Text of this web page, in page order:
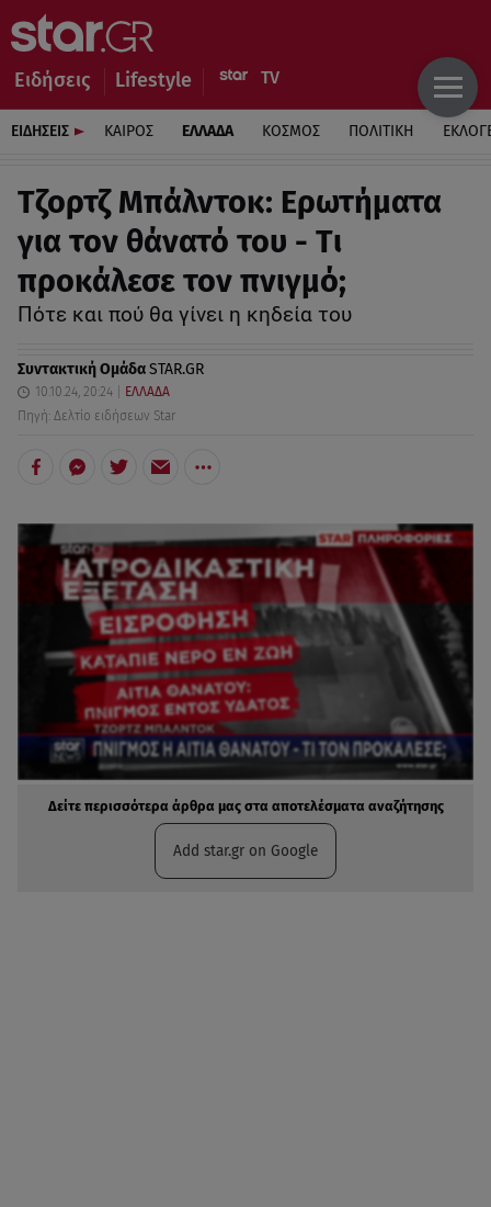
Ειδήσεις Lifestyle
ΕΙΔΗΣΕΙΣ ΚΑΙΡΟΣ ΕΛΛΑΔΑ ΚΟΣΜΟΣ ΠΟΛΙΤΙΚΗ
Τζορτζ Μπάλντοκ: Ερωτήματα
για τον θάνατό του - Tι
προκάλεσε τον πνιγμό;
Πότε και πού θα γίνει η κηδεία του
Συντακτική ΟμάδαSTAR.GR
10.10.24, 20:24
ΕΛΛΑΔΑ
Πηγή: Δελτίο ειδήσεων Star
Δείτε περισσότερα άρθρα μας στα αποτελέσματα αναζήτησης
Add star.gr on Google